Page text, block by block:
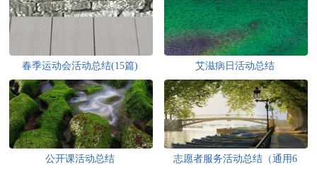
春季运动会活动总结(15篇) 艾滋病日活动总结
公开课活动总结
志愿者服务活动总结（通用6